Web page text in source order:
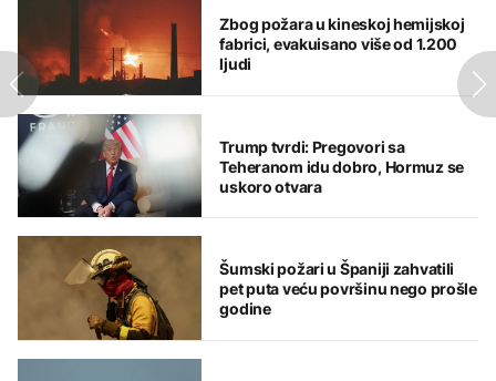
Zbog požara u kineskoj hemijskoj
fabrici, evakuisano više od 1.200
ljudi
Trump tvrdi: Pregovori sa
Teheranom idu dobro, Hormuz se
uskoro otvara
Šumski požari u Španiji zahvatili
pet puta veću površinu nego prošle
godine